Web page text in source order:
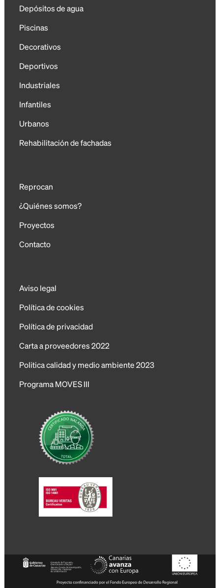
Depósitos de agua
Piscinas
Decorativos
Deportivos
Industriales
Infantiles
Urbanos
Rehabilitación de fachadas
Reprocan
¿Quiénes somos?
Proyectos
Contacto
Aviso legal
Política de cookies
Política de privacidad
Carta a proveedores 2022
Politica calidad y medio ambiente 2023
Programa MOVES III